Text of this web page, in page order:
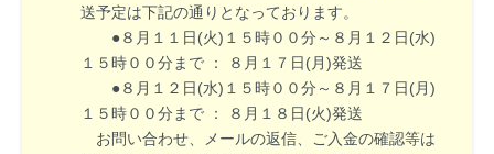
送予定は下記の通りとなっております。
●８月１１日(火)１５時００分～８月１２日(水)
１５時００分まで ： ８月１７日(月)発送
●８月１２日(水)１５時００分～８月１７日(月)
１５時００分まで ： ８月１８日(火)発送
お問い合わせ、メールの返信、ご入金の確認等は